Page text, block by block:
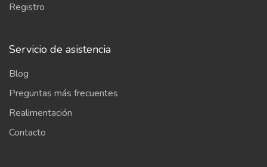
Registro
Servicio de asistencia
Blog
Preguntas más frecuentes
Realimentación
Contacto